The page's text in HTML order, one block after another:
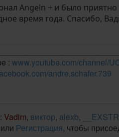
Angeln + и было
время года. Спасибо,
: www.youtube.com/channel/
andre.schafer.739
Vadim, виктор, alexb,
или Регистрация, чтобы